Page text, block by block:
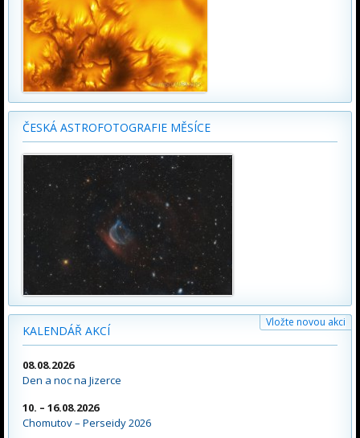
ČESKÁ ASTROFOTOGRAFIE MĚSÍCE
KALENDÁŘ AKCÍ
Vložte novou akci
08.08.2026
Den a noc na Jizerce
10. – 16.08.2026
Chomutov – Perseidy 2026